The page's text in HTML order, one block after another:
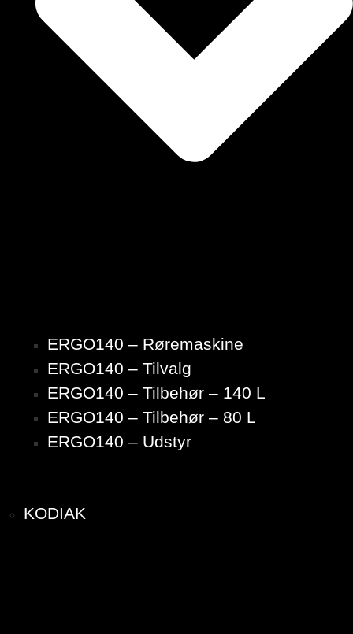
ERGO140 – Røremaskine
ERGO140 – Tilvalg
ERGO140 – Tilbehør – 140 L
ERGO140 – Tilbehør – 80 L
ERGO140 – Udstyr
KODIAK